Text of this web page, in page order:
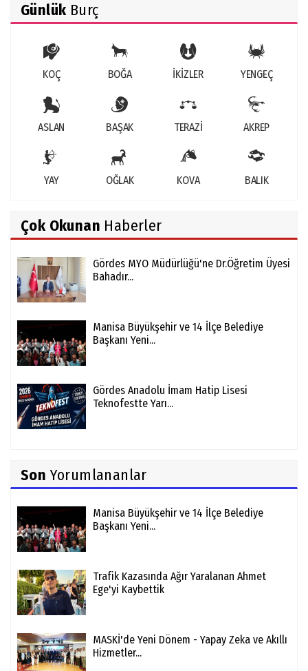
GünlükBurç
KOÇ BOĞA İKİZLER YENGEÇ
ASLAN BAŞAK TERAZİ AKREP
YAY OĞLAK KOVA BALIK
Çok Okunan Haberler
Gördes MYO Müdürlüğü'ne Dr.Öğretim Üyesi
Bahadır...
Manisa Büyükşehir ve 14 İlçe Belediye
Başkanı Yeni...
Gördes Anadolu İmam Hatip Lisesi
Teknofestte Yarı...
Son Yorumlananlar
Manisa Büyükşehir ve 14 İlçe Belediye
Başkanı Yeni...
Trafik Kazasında Ağır Yaralanan Ahmet
Ege'yi Kaybettik
MASKİ'de Yeni Dönem - Yapay Zeka ve Akıllı
Hizmetler...